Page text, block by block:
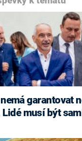
musí být